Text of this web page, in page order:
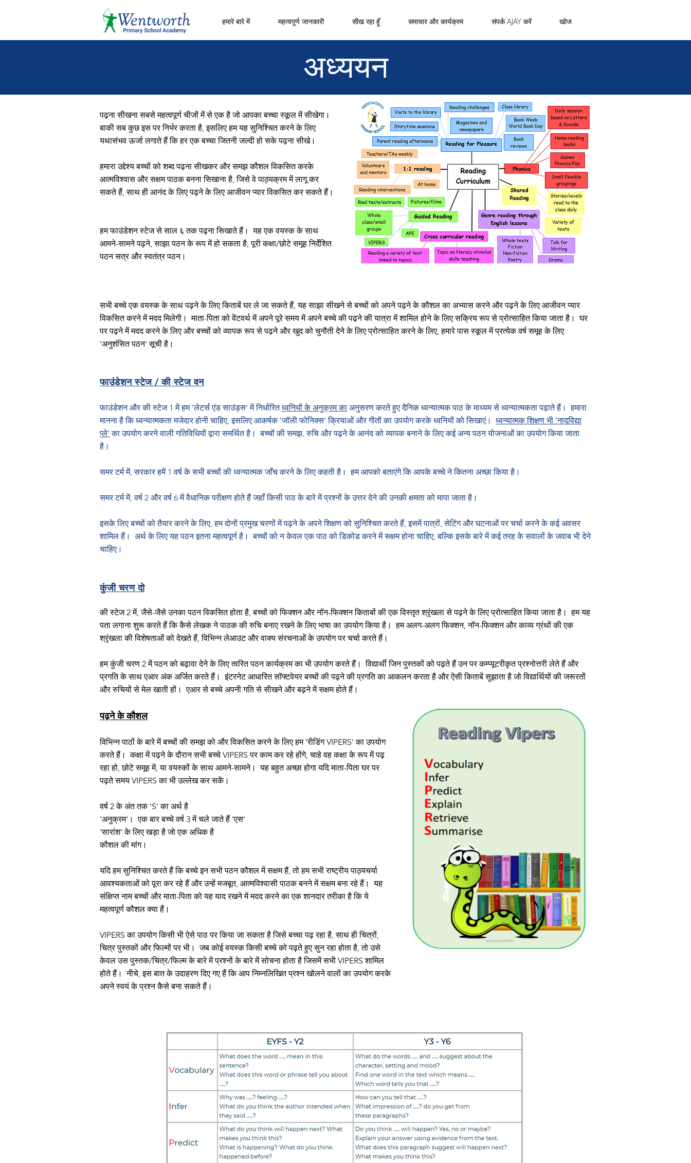
हमारे बारे में महत्वपूर्ण जानकारी सीख रहा हूँ समाचार और कार्यक्रम संपर्क AJAY करें खोज
अध्ययन
पढ़ना सीखना सबसे महत्वपूर्ण चीजों में से एक है जो आपका बच्चा स्कूल में सीखेगा।
बाकी सब कुछ इस पर निर्भर करता है, इसलिए हम यह सुनिश्चित करने के लिए
यथासंभव ऊर्जा लगाते हैं कि हर एक बच्चा जितनी जल्दी हो सके पढ़ना सीखे।
हमारा उद्देश्य बच्चों को शब्द पढ़ना सीखकर और समझ कौशल विकसित करके
आत्मविश्वास और सक्षम पाठक बनना सिखाना है, जिसे वे पाठ्यक्रम में लागू कर
सकते हैं, साथ ही आनंद के लिए पढ़ने के लिए आजीवन प्यार विकसित कर सकते हैं।
हम फाउंडेशन स्टेज से साल ६ तक पढ़ना सिखाते हैं।
यह एक वयस्क के साथ
आमने-सामने पढ़ने, साझा पठन के रूप में हो सकता है; पूरी कक्षा/छोटे समूह निर्देशित
पठन सत्र और स्वतंत्र पठन।
सभी बच्चे एक वयस्क के साथ पढ़ने के लिए किताबें घर ले जा सकते हैं, यह साझा सीखने से बच्चों को अपने पढ़ने के कौशल का अभ्यास करने और पढ़ने के लिए आजीवन प्यार
विकसित करने में मदद मिलेगी।
माता-पिता को वेंटवर्थ में अपने पूरे समय में अपने बच्चे की पढ़ने की यात्रा में शामिल होने के लिए सक्रिय रूप से प्रोत्साहित किया जाता है।
घर
पर पढ़ने में मदद करने के लिए और बच्चों को व्यापक रूप से पढ़ने और खुद को चुनौती देने के लिए प्रोत्साहित करने के लिए, हमारे पास स्कूल में प्रत्येक वर्ष समूह के लिए
'अनुशंसित पठन' सूची है।
फाउंडेशन स्टेज / की स्टेज वन
फाउंडेशन और की स्टेज 1 में हम 'लेटर्स एंड साउंड्स' में निर्धारितध्वनियों के अनुक्रम का अनुसरण करते हुए दैनिक ध्वन्यात्मक पाठ के माध्यम से ध्वन्यात्मकता पढ़ाते हैं।
हमारा
मानना है कि ध्वन्यात्मकता मजेदार होनी चाहिए, इसलिए आकर्षक 'जॉली फोनिक्स' क्रियाओं और गीतों का उपयोग करके ध्वनियों को सिखाएं।
ध्वन्यात्मक शिक्षण भी 'नादविद्या
प्ले' का उपयोग करने वाली गतिविधियों द्वारा समर्थित है।
बच्चों की समझ, रुचि और पढ़ने के आनंद को व्यापक बनाने के लिए कई अन्य पठन योजनाओं का उपयोग किया जाता
है।
समर टर्म में, सरकार हमें 1 वर्ष के सभी बच्चों की ध्वन्यात्मक जाँच करने के लिए कहती है। हम आपको बताएंगे कि आपके बच्चे ने कितना अच्छा किया है।
समर टर्म में, वर्ष 2 और वर्ष 6 में वैधानिक परीक्षण होते हैं जहाँ किसी पाठ के बारे में प्रश्नों के उत्तर देने की उनकी क्षमता को मापा जाता है।
इसके लिए बच्चों को तैयार करने के लिए, हम दोनों प्रमुख चरणों में पढ़ने के अपने शिक्षण को सुनिश्चित करते हैं, इसमें पात्रों, सेटिंग और घटनाओं पर चर्चा करने के कई अवसर
शामिल हैं।
अर्थ के लिए यह पठन इतना महत्वपूर्ण है।
बच्चों को न केवल एक पाठ को डिकोड करने में सक्षम होना चाहिए, बल्कि इसके बारे में कई तरह के सवालों के जवाब भी देने
चाहिए।
कुंजी चरण दो
की स्टेज 2 में, जैसे-जैसे उनका पठन विकसित होता है, बच्चों को फिक्शन और नॉन-फिक्शन किताबों की एक विस्तृत श्रृंखला से पढ़ने के लिए प्रोत्साहित किया जाता है।
हम यह
पता लगाना शुरू करते हैं कि कैसे लेखक ने पाठक की रुचि बनाए रखने के लिए भाषा का उपयोग किया है।
हम अलग-अलग फिक्शन, नॉन-फिक्शन और काव्य ग्रंथों की एक
श्रृंखला की विशेषताओं को देखते हैं, विभिन्न लेआउट और वाक्य संरचनाओं के उपयोग पर चर्चा करते हैं।
हम कुंजी चरण 2 में पठन को बढ़ावा देने के लिए त्वरित पठन कार्यक्रम का भी उपयोग करते हैं।
विद्यार्थी जिन पुस्तकों को पढ़ते हैं उन पर कम्प्यूटरीकृत प्रश्नोत्तरी लेते हैं और
प्रगति के साथ एआर अंक अर्जित करते हैं।
इंटरनेट आधारित सॉफ्टवेयर बच्चों की पढ़ने की प्रगति का आकलन करता है और ऐसी किताबें सुझाता है जो विद्यार्थियों की जरूरतों
और रुचियों से मेल खाती हों।
एआर से बच्चे अपनी गति से सीखने और बढ़ने में सक्षम होते हैं।
पढ़ने के कौशल
विभिन्न पाठों के बारे में बच्चों की समझ को और विकसित करने के लिए हम 'रीडिंग VIPERS' का उपयोग
करते हैं।
कक्षा में पढ़ने के दौरान सभी बच्चे VIPERS पर काम कर रहे होंगे, चाहे वह कक्षा के रूप में पढ़
रहा हो, छोटे समूह में, या वयस्कों के साथ आमने-सामने।
यह बहुत अच्छा होगा यदि माता-पिता घर पर
पढ़ते समय VIPERS का भी उल्लेख कर सकें।
वर्ष 2 के अंत तक 'S' का अर्थ है
'अनुक्रम'।
एक बार बच्चे वर्ष 3 में चले जाते हैं 'एस'
'सारांश' के लिए खड़ा है जो एक अधिक है
कौशल की मांग।
यदि हम सुनिश्चित करते हैं कि बच्चे इन सभी पठन कौशल में सक्षम हैं, तो हम सभी राष्ट्रीय पाठ्यचर्या
आवश्यकताओं को पूरा कर रहे हैं और उन्हें मजबूत, आत्मविश्वासी पाठक बनने में सक्षम बना रहे हैं।
यह
संक्षिप्त नाम बच्चों और माता-पिता को यह याद रखने में मदद करने का एक शानदार तरीका है कि ये
महत्वपूर्ण कौशल क्या हैं।
VIPERS का उपयोग किसी भी ऐसे पाठ पर किया जा सकता है जिसे बच्चा पढ़ रहा है, साथ ही चित्रों,
चित्र पुस्तकों और फिल्मों पर भी।
जब कोई वयस्क किसी बच्चे को पढ़ते हुए सुन रहा होता है, तो उसे
केवल उस पुस्तक/चित्र/फिल्म के बारे में प्रश्नों के बारे में सोचना होता है जिसमें सभी VIPERS शामिल
होते हैं।
नीचे, इस बात के उदाहरण दिए गए हैं कि आप निम्नलिखित प्रश्न खोलने वालों का उपयोग करके
अपने स्वयं के प्रश्न कैसे बना सकते हैं।